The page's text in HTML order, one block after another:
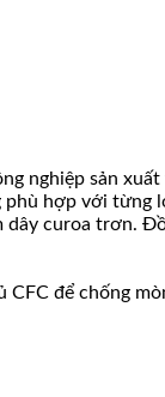
nghiệp sản
hợp với từng
curoa trơn.
để chống